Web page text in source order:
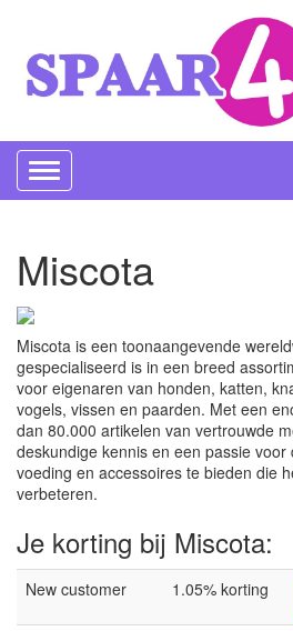
Toggle
navigation
Miscota
Miscota is een toonaangevende
gespecialiseerd is in een breed
voor eigenaren van honden, katten,
vogels, vissen en paarden. Met een
dan 80.000 artikelen van vertrouwde
deskundige kennis en een passie
voeding en accessoires te bieden die
verbeteren.
Je korting bij Miscota:
New customer 1.05% korting